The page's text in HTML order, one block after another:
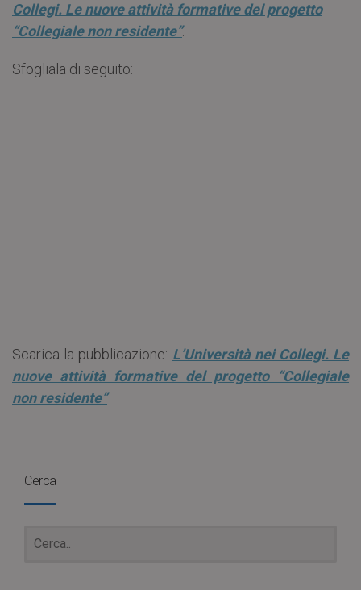
Collegi. Le nuove attività formative del progetto
“Collegiale non residente”.
Sfogliala di seguito:
Scarica la pubblicazione: L’Università nei Collegi. Le
nuove attività formative del progetto “Collegiale
non residente”
Cerca